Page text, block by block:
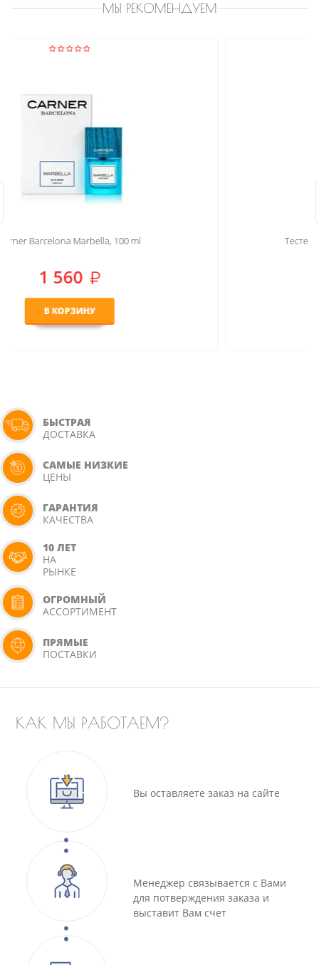
МЫ РЕКОМЕНДУЕМ
Тестер Paco Rabanne 1 Million Elixir, 100ml
БЫСТРАЯ
ДОСТАВКА
САМЫЕ НИЗКИЕ
ЦЕНЫ
ГАРАНТИЯ
КАЧЕСТВА
10 ЛЕТ
НА
РЫНКЕ
ОГРОМНЫЙ
АССОРТИМЕНТ
ПРЯМЫЕ
ПОСТАВКИ
КАК МЫ РАБОТАЕМ?
Вы оставляете заказ на сайте
Менеджер связывается с Вами
для потверждения заказа и
выставит Вам счет